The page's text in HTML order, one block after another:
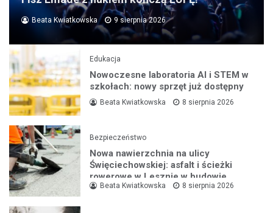
Beata Kwiatkowska 9 sierpnia 2026
Edukacja
Nowoczesne laboratoria AI i STEM w
szkołach: nowy sprzęt już dostępny
Beata Kwiatkowska 8 sierpnia 2026
Bezpieczeństwo
Nowa nawierzchnia na ulicy
Święciechowskiej: asfalt i ścieżki
rowerowe w Lesznie w budowie
Beata Kwiatkowska 8 sierpnia 2026